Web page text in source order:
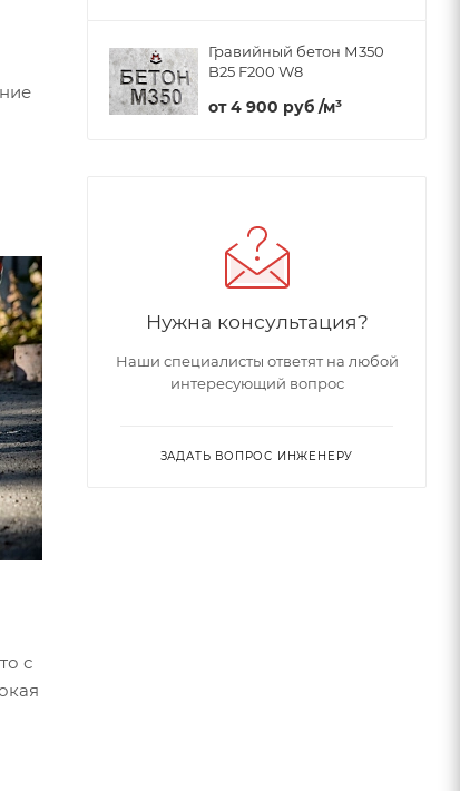
с
Гравийный бетон М350
B25 F200 W8
от4 900 руб /м³
Нужна консультация?
Наши специалисты ответят на любой
интересующий вопрос
ЗАДАТЬ ВОПРОС ИНЖЕНЕРУ